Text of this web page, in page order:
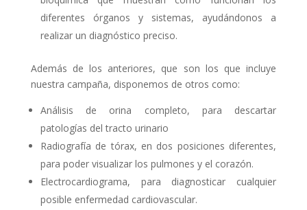
diferentes órganos y sistemas, ayudándonos a
realizar un diagnóstico preciso.
Además de los anteriores, que son los que incluye
nuestra campaña, disponemos de otros como:
Análisis de orina completo, para descartar
patologías del tracto urinario
Radiografía de tórax, en dos posiciones diferentes,
para poder visualizar los pulmones y el corazón.
Electrocardiograma, para diagnosticar cualquier
posible enfermedad cardiovascular.